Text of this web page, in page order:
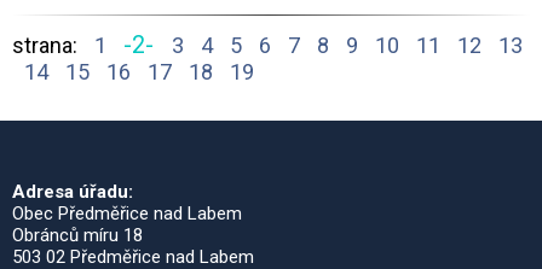
strana: 1 -2- 3 4 5 6 7 8 9 10 11 12
13
14
15 16 17 18 19
Adresa úřadu:
Obec Předměřice nad Labem
Obránců míru 18
503 02 Předměřice nad Labem